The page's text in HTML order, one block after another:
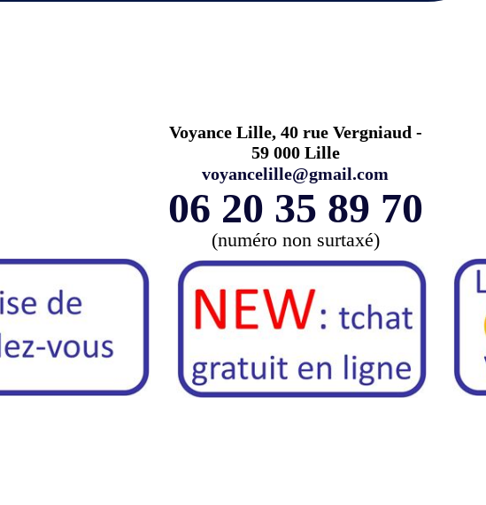
Voyance Lille, 40 rue Vergniaud -
59 000 Lille
voyancelille@gmail.com
06 20 35 89 70
(numéro non surtaxé)